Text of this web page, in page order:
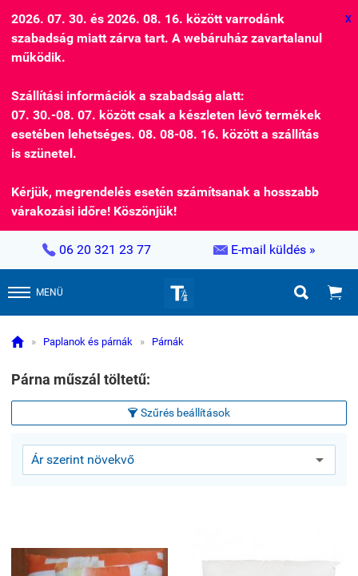
2026. 07. 30. és 2026. 08. 16. között varrodánk
szabadság miatt zárva tart. A webáruház zavartalanul
működik.
Szállítási információk a szabadság alatt:
07. 30.-08. 07. között csak a készleten lévő termékek
esetében lehetséges. 08. 08-08. 16. között a szállítás
is szünetel.
Kérjük, megrendelés esetén számítsanak a hosszabb
várakozási időre! Köszönjük!
X
 06 20 321 23 77  E-mail küldés »
MENÜ  
 » Paplanok és párnák » Párnák
Párna műszál töltetű:
 Szűrés beállítások